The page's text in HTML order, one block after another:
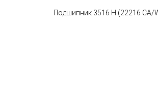
Подшипник 3516 H (22216 CA/